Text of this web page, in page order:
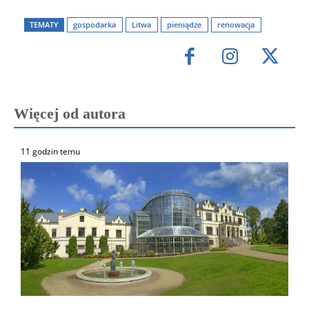
TEMATY gospodarka Litwa pieniądze renowacja
Więcej od autora
11 godzin temu